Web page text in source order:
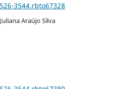
3544.rbto67328
Araújo Silva